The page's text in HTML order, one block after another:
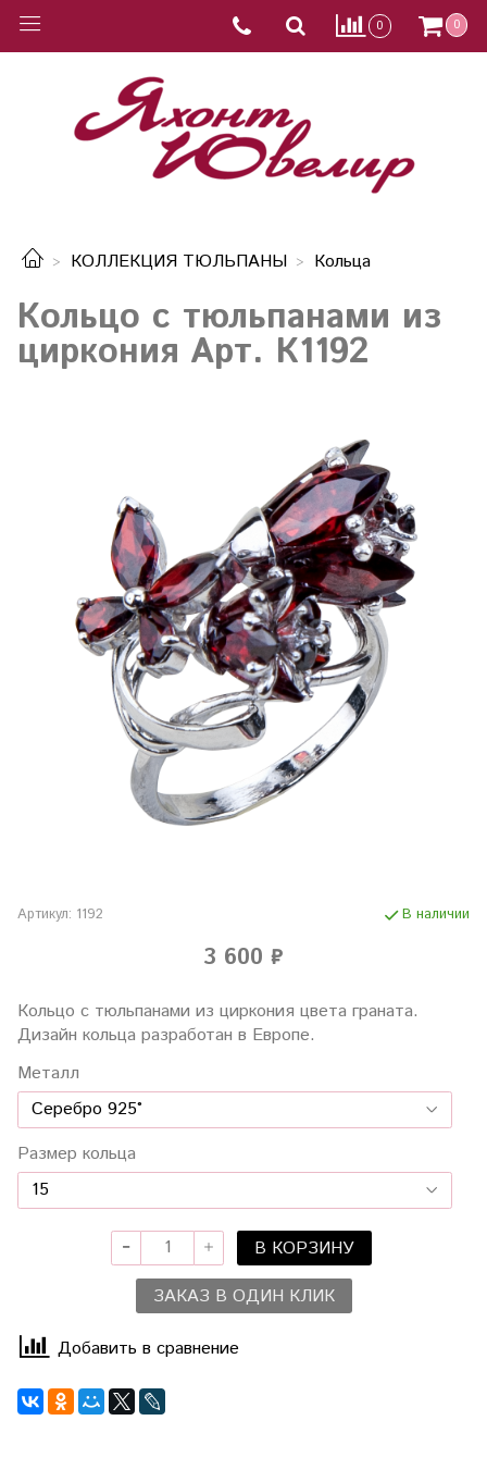
0 0
КОЛЛЕКЦИЯ ТЮЛЬПАНЫ Кольца
Кольцо с тюльпанами из
циркония Арт. К1192
Артикул: 1192 В наличии
3 600 ₽
Кольцо с тюльпанами из циркония цвета граната.
Дизайн кольца разработан в Европе.
Металл
Размер кольца
В КОРЗИНУ
ЗАКАЗ В ОДИН КЛИК
Добавить в сравнение